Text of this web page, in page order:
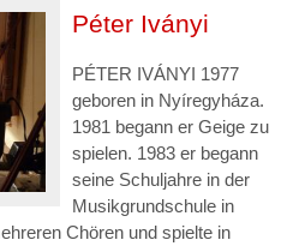
Péter Iványi
PÉTER IVÁNYI 1977
geboren in Nyíregyháza.
1981 begann er Geige zu
spielen. 1983 er begann
seine Schuljahre in der
Musikgrundschule in
Chören und spielte in